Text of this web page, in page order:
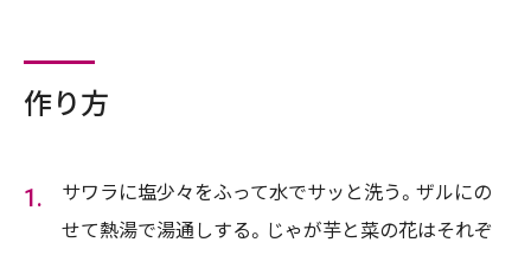
作り方
サワラに塩少々をふって水でサッと洗う。ザルにの
せて熱湯で湯通しする。じゃが芋と菜の花はそれぞ